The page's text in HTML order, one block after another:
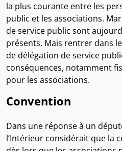
la plus courante entre les
public et les associations.
de service public sont
présents. Mais rentrer dans
de délégation de service
conséquences, notamment
pour les associations.
Convention
Dans une réponse à un
l’Intérieur considérait que la